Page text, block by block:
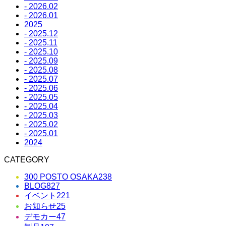
- 2026.02
- 2026.01
2025
- 2025.12
- 2025.11
- 2025.10
- 2025.09
- 2025.08
- 2025.07
- 2025.06
- 2025.05
- 2025.04
- 2025.03
- 2025.02
- 2025.01
2024
CATEGORY
300 POSTO OSAKA238
BLOG827
イベント 221
お知らせ25
デモカー47